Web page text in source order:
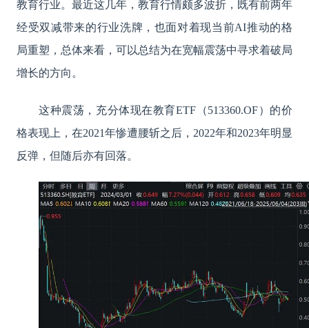
教育行业。最近这几年，教育行情颇多波折，既有前两年
经受双减带来的行业洗牌，也面对着现当前AI推动的格
局重塑，总体来看，可以总结为在宽幅震荡中寻求着破局
增长的方向。
这种震荡，充分体现在教育ETF（513360.OF）的价
格表现上，在2021年惨遭腰斩之后，2022年和2023年明显
反弹，但随后亦有回落。